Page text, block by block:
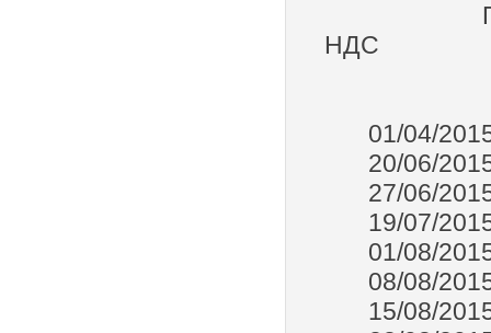
НДС
01/04/
20/06/
27/06/
19/07/
01/08/
08/08/
15/08/